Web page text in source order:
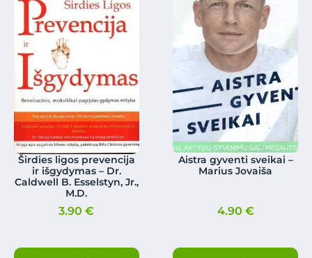
Širdies ligos prevencija
ir išgydymas – Dr.
Caldwell B. Esselstyn, Jr.,
M.D.
3.90€
Aistra gyventi sveikai –
Marius Jovaiša
4.90 €